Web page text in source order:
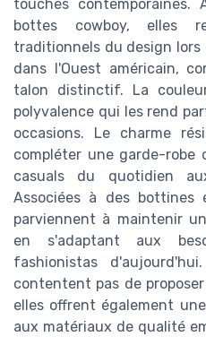
touches contemporaines.
bottes cowboy, elles
traditionnels du design lors
dans l'Ouest américain,
talon distinctif. La
polyvalence qui les rend
occasions. Le charme
compléter une garde-robe
casuals du quotidien
Associées à des
parviennent à maintenir
en s'adaptant aux
fashionistas
contentent pas de
elles offrent également
aux matériaux de qualité